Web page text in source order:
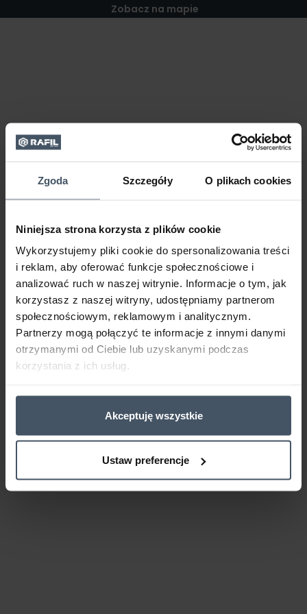
Zgoda Szczegóły O plikach cookies
Niniejsza strona korzysta z plików cookie
Wykorzystujemy pliki cookie do spersonalizowania treści
i reklam, aby oferować funkcje społecznościowe i
analizować ruch w naszej witrynie. Informacje o tym, jak
korzystasz z naszej witryny, udostępniamy partnerom
społecznościowym, reklamowym i analitycznym.
Partnerzy mogą połączyć te informacje z innymi danymi
otrzymanymi od Ciebie lub uzyskanymi podczas
korzystania z ich usług.
Akceptuję wszystkie
Ustaw preferencje
Zobacz na mapie